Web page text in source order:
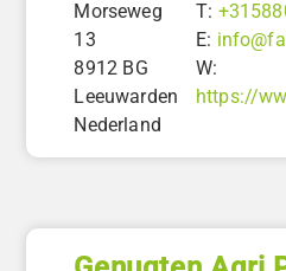
Morseweg
13
8912 BG
Leeuwarden
Nederland
T:
E:
W:
https://